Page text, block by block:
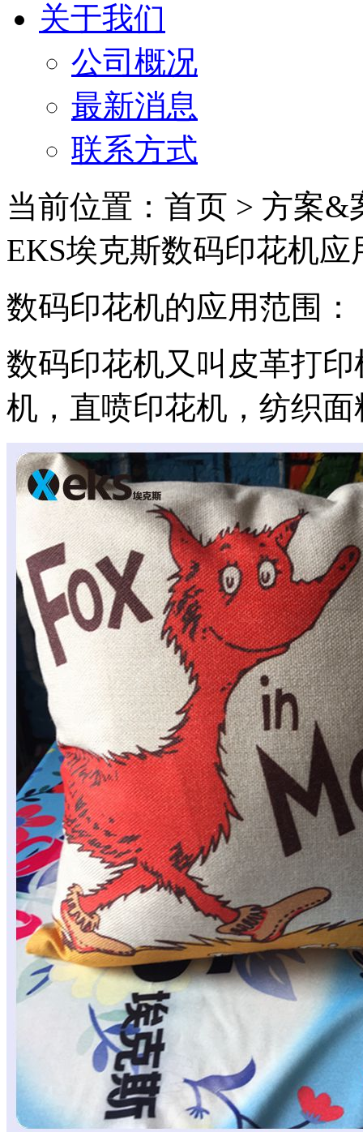
关于我们
公司概况
最新消息
联系方式
当前位置：首页 > 方案&
EKS埃克斯数码印花机应
数码印花机的应用范围：
数码印花机又叫皮革打
机，直喷印花机，纺织